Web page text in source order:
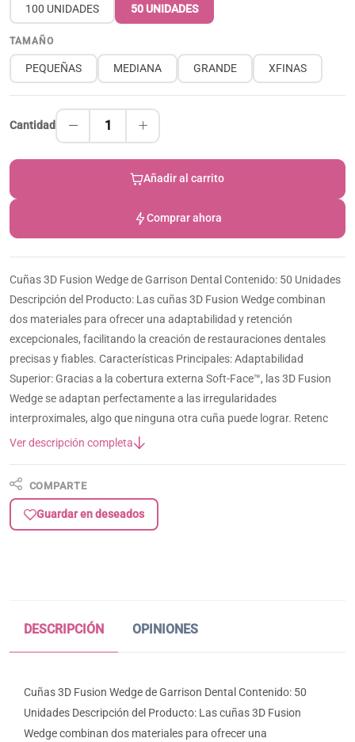
100 UNIDADES 50 UNIDADES
TAMAÑO
PEQUEÑAS MEDIANA GRANDE XFINAS
Cantidad 1
Añadir al carrito
Comprar ahora
Cuñas 3D Fusion Wedge de Garrison Dental Contenido: 50 Unidades
Descripción del Producto: Las cuñas 3D Fusion Wedge combinan
dos materiales para ofrecer una adaptabilidad y retención
excepcionales, facilitando la creación de restauraciones dentales
precisas y fiables. Características Principales: Adaptabilidad
Superior: Gracias a la cobertura externa Soft-Face™, las 3D Fusion
Wedge se adaptan perfectamente a las irregularidades
interproximales, algo que ninguna otra cuña puede lograr. Retenc
Ver descripción completa
COMPARTE
Guardar en deseados
DESCRIPCIÓN OPINIONES
Cuñas 3D Fusion Wedge de Garrison Dental Contenido: 50
Unidades Descripción del Producto: Las cuñas 3D Fusion
Wedge combinan dos materiales para ofrecer una